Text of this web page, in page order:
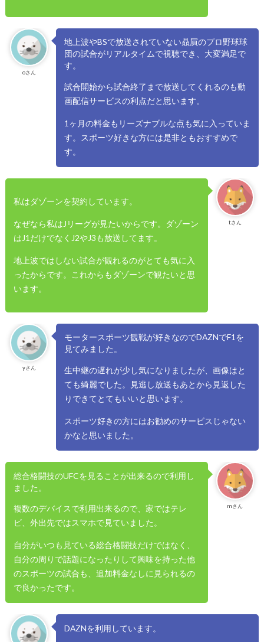
oさん
地上波やBSで放送されていない贔屓のプロ野球球
団の試合がリアルタイムで視聴でき、大変満足で
す。
試合開始から試合終了まで放送してくれるのも動
画配信サービスの利点だと思います。
1ヶ月の料金もリーズナブルな点も気に入っていま
す。スポーツ好きな方には是非ともおすすめで
す。
tさん
私はダゾーンを契約しています。
なぜなら私はJリーグが見たいからです。ダゾーン
はJ1だけでなくJ2やJ3も放送してます。
地上波ではしない試合が観れるのがとても気に入
ったからです。これからもダゾーンで観たいと思
います。
yさん
モータースポーツ観戦が好きなのでDAZNでF1を
見てみました。
生中継の遅れが少し気になりましたが、画像はと
ても綺麗でした。見逃し放送もあとから見返した
りできてとてもいいと思います。
スポーツ好きの方にはお勧めのサービスじゃない
かなと思いました。
mさん
総合格闘技のUFCを見ることが出来るので利用し
ました。
複数のデバイスで利用出来るので、家ではテレ
ビ、外出先ではスマホで見ていました。
自分がいつも見ている総合格闘技だけではなく、
自分の周りで話題になったりして興味を持った他
のスポーツの試合も、追加料金なしに見られるの
で良かったです。
DAZNを利用しています。